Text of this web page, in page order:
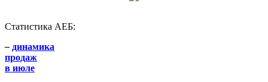
Статистика АЕБ:
– динамика
продаж
в июле